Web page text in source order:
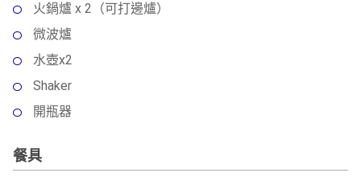
火鍋爐 x 2（可打邊爐）
微波爐
水壺x2
Shaker
開瓶器
餐具